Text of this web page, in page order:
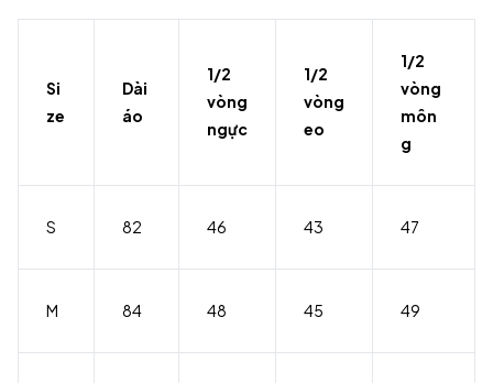
Si
ze
Dài
áo
1/2
vòng
ngực
1/2
vòng
eo
1/2
vòng
môn
g
S 82 46 43 47
M 84 48 45 49